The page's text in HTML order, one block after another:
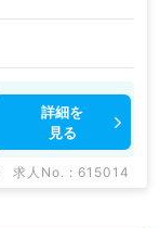
詳細を
見る
求人No. : 615014